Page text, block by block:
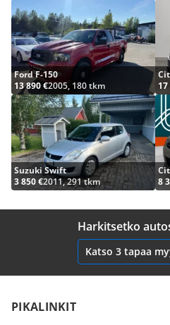
Ford F-150
13 890 €2005, 180 tkm
Suzuki Swift
3 850 €2011, 291 tkm
8
Harkitsetko
Katso 3 tapaa
PIKALINKIT